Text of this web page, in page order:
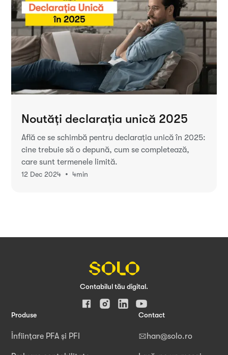
Noutăți declarația unică 2025
Află ce se schimbă pentru declarația unică în 2025:
cine trebuie să o depună, cum se completează,
care sunt termenele limită.
12 Dec 2024 • 4min
Contabilul tău digital.
Contact
han@solo.ro
Produse
Înființare PFA și PFI